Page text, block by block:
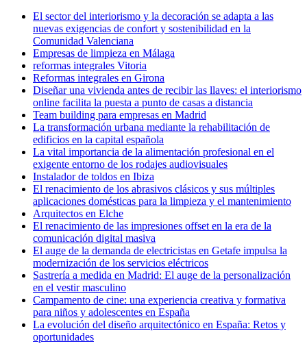
El sector del interiorismo y la decoración se adapta a las
nuevas exigencias de confort y sostenibilidad en la
Comunidad Valenciana
Empresas de limpieza en Málaga
reformas integrales Vitoria
Reformas integrales en Girona
Diseñar una vivienda antes de recibir las llaves: el interiorismo
online facilita la puesta a punto de casas a distancia
Team building para empresas en Madrid
La transformación urbana mediante la rehabilitación de
edificios en la capital española
La vital importancia de la alimentación profesional en el
exigente entorno de los rodajes audiovisuales
Instalador de toldos en Ibiza
El renacimiento de los abrasivos clásicos y sus múltiples
aplicaciones domésticas para la limpieza y el mantenimiento
Arquitectos en Elche
El renacimiento de las impresiones offset en la era de la
comunicación digital masiva
El auge de la demanda de electricistas en Getafe impulsa la
modernización de los servicios eléctricos
Sastrería a medida en Madrid: El auge de la personalización
en el vestir masculino
Campamento de cine: una experiencia creativa y formativa
para niños y adolescentes en España
La evolución del diseño arquitectónico en España: Retos y
oportunidades